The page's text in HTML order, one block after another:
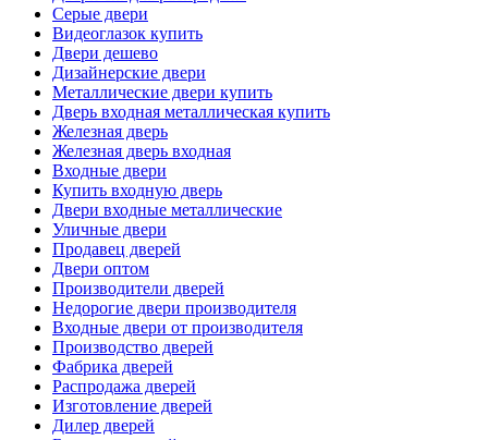
Серые двери
Видеоглазок купить
Двери дешево
Дизайнерские двери
Металлические двери купить
Дверь входная металлическая купить
Железная дверь
Железная дверь входная
Входные двери
Купить входную дверь
Двери входные металлические
Уличные двери
Продавец дверей
Двери оптом
Производители дверей
Недорогие двери производителя
Входные двери от производителя
Производство дверей
Фабрика дверей
Распродажа дверей
Изготовление дверей
Дилер дверей